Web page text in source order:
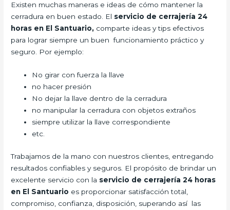
Existen muchas maneras e ideas de cómo mantener la
cerradura en buen estado. El servicio de cerrajería 24
horas en El Santuario, comparte ideas y tips efectivos
para lograr siempre un buen funcionamiento práctico y
seguro. Por ejemplo:
No girar con fuerza la llave
no hacer presión
No dejar la llave dentro de la cerradura
no manipular la cerradura con objetos extraños
siempre utilizar la llave correspondiente
etc.
Trabajamos de la mano con nuestros clientes, entregando
resultados confiables y seguros. El propósito de brindar un
excelente servicio con la servicio de cerrajería 24 horas
en El Santuario es proporcionar satisfacción total,
compromiso, confianza, disposición, superando así las